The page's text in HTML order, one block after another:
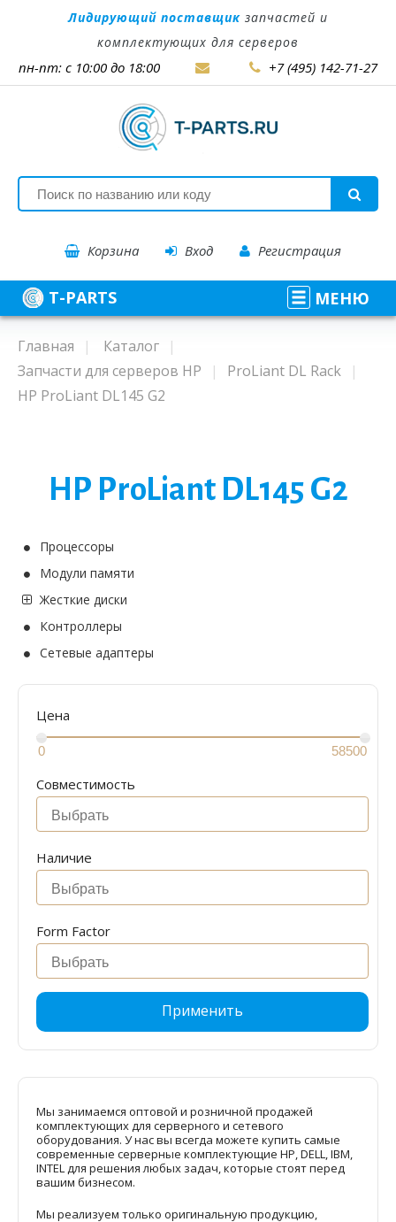
Лидирующий поставщик запчастей и
комплектующих для серверов
пн-пт: с 10:00 до 18:00 +7 (495) 142-71-27
Корзина Вход Регистрация
T-PARTS МЕНЮ
Главная
Каталог
Запчасти для серверов HP
ProLiant DL Rack
HP ProLiant DL145 G2
HP ProLiant DL145 G2
Процессоры
Модули памяти
Жесткие диски
Контроллеры
Сетевые адаптеры
Цена
Совместимость
Наличие
Form Factor
Применить
Мы занимаемся оптовой и розничной продажей
комплектующих для серверного и сетевого
оборудования. У нас вы всегда можете купить самые
современные серверные комплектующие HP, DELL, IBM,
INTEL для решения любых задач, которые стоят перед
вашим бизнесом.
Мы реализуем только оригинальную продукцию,